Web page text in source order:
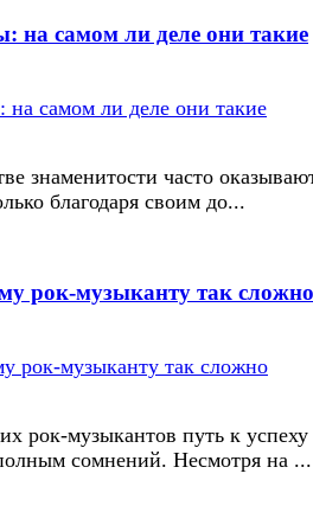
на самом ли деле они такие
знаменитости часто
благодаря своим до...
рок-музыканту так сложно
рок-музыкантов путь к успеху
сомнений. Несмотря на ...